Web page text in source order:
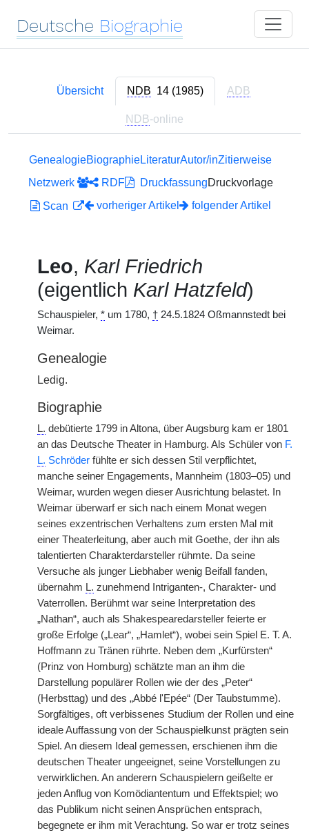
Deutsche Biographie
Übersicht NDB 14 (1985) ADB
NDB-online
GenealogieBiographieLiteraturAutor/inZitierweise
Netzwerk
RDF DruckfassungDruckvorlage
Scan
vorheriger Artikel folgender Artikel
Leo, Karl Friedrich
(eigentlich Karl Hatzfeld)
Schauspieler, * um 1780, † 24.5.1824 Oßmannstedt bei
Weimar.
Genealogie
Ledig.
Biographie
L. debütierte 1799 in Altona, über Augsburg kam er 1801
an das Deutsche Theater in Hamburg. Als Schüler von F.
L. Schröder fühlte er sich dessen Stil verpflichtet,
manche seiner Engagements, Mannheim (1803–05) und
Weimar, wurden wegen dieser Ausrichtung belastet. In
Weimar überwarf er sich nach einem Monat wegen
seines exzentrischen Verhaltens zum ersten Mal mit
einer Theaterleitung, aber auch mit Goethe, der ihn als
talentierten Charakterdarsteller rühmte. Da seine
Versuche als junger Liebhaber wenig Beifall fanden,
übernahm L. zunehmend Intriganten-, Charakter- und
Vaterrollen. Berühmt war seine Interpretation des
„Nathan“, auch als Shakespearedarsteller feierte er
große Erfolge („Lear“, „Hamlet“), wobei sein Spiel E. T. A.
Hoffmann zu Tränen rührte. Neben dem „Kurfürsten“
(Prinz von Homburg) schätzte man an ihm die
Darstellung populärer Rollen wie der des „Peter“
(Herbsttag) und des „Abbé l'Epée“ (Der Taubstumme).
Sorgfältiges, oft verbissenes Studium der Rollen und eine
ideale Auffassung von der Schauspielkunst prägten sein
Spiel. An diesem Ideal gemessen, erschienen ihm die
deutschen Theater ungeeignet, seine Vorstellungen zu
verwirklichen. An anderern Schauspielern geißelte er
jeden Anflug von Komödiantentum und Effektspiel; wo
das Publikum nicht seinen Ansprüchen entsprach,
begegnete er ihm mit Verachtung. So war er trotz seines